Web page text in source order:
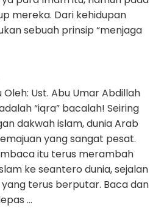
mereka. Dari kehidupan
sebuah prinsip “menjaga
Oleh: Ust. Abu Umar Abdillah
“iqra” bacalah! Seiring
dakwah islam, dunia Arab
yang sangat pesat.
itu terus merambah
ke seantero dunia, sejalan
terus berputar. Baca dan
…